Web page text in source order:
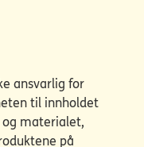
ansvarlig for
til innholdet
materialet,
på